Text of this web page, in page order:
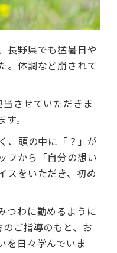
長野県でも猛暑日や
。体調など崩されて
させていただきま
。
、頭の中に「？」が
フから「自分の想い
スをいただき、初め
つわに勤めるように
ご指導のもと、お
を日々学んでいま